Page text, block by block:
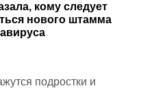
кому следует
нового штамма
подростки и